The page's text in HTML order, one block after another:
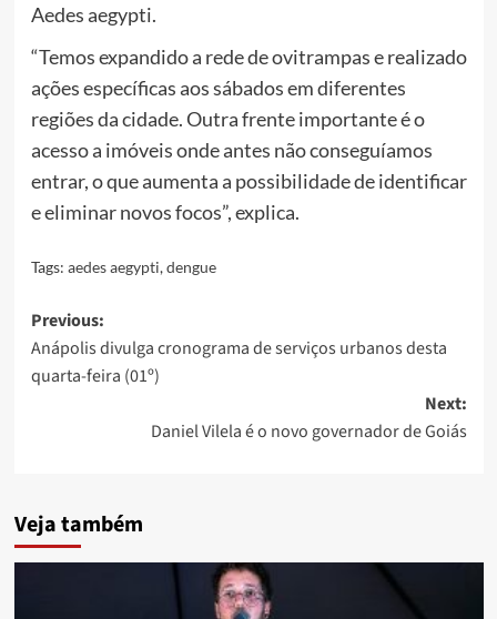
Aedes aegypti.
“Temos expandido a rede de ovitrampas e realizado
ações específicas aos sábados em diferentes
regiões da cidade. Outra frente importante é o
acesso a imóveis onde antes não conseguíamos
entrar, o que aumenta a possibilidade de identificar
e eliminar novos focos”, explica.
Tags: aedes aegypti,dengue
Post
navigation
Previous:
Anápolis divulga cronograma de serviços urbanos desta
quarta-feira (01º)
Next:
Daniel Vilela é o novo governador de Goiás
Veja também